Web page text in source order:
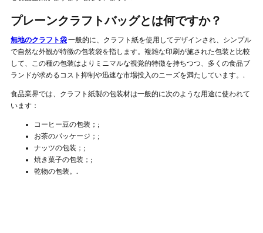
プレーンクラフトバッグとは何ですか？
無地のクラフト袋一般的に、クラフト紙を使用してデザインされ、シンプル
で自然な外観が特徴の包装袋を指します。複雑な印刷が施された包装と比較
して、この種の包装はよりミニマルな視覚的特徴を持ちつつ、多くの食品ブ
ランドが求めるコスト抑制や迅速な市場投入のニーズを満たしています。.
食品業界では、クラフト紙製の包装材は一般的に次のような用途に使われて
います：
コーヒー豆の包装；;
お茶のパッケージ；;
ナッツの包装；;
焼き菓子の包装；;
乾物の包装。.